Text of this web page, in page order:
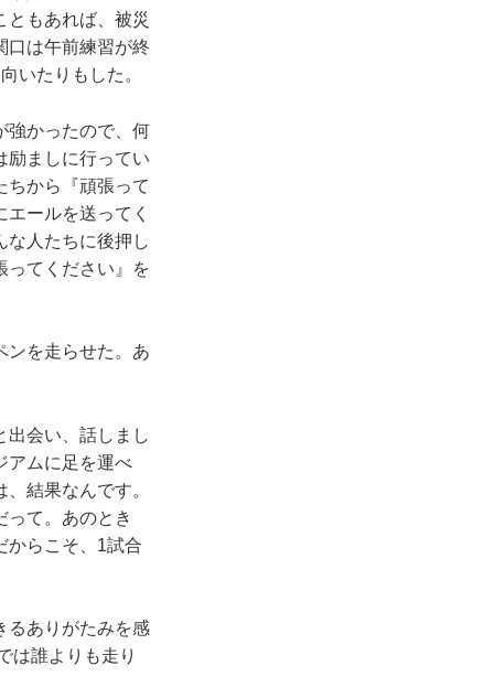
もあれば、被災
口は午前練習が終
いたりもした。
強かったので、何
励ましに行ってい
ちから『頑張って
ールを送ってく
人たちに後押し
ってください』を
ンを走らせた。あ
会い、話しまし
アムに足を運べ
結果なんです。
って。あのとき
からこそ、1試合
るありがたみを感
は誰よりも走り